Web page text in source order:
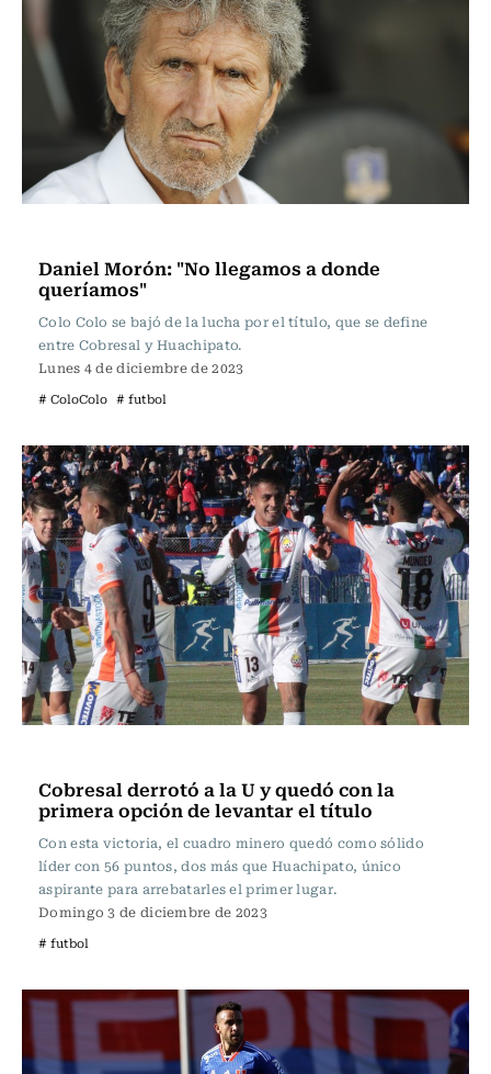
Daniel Morón: "No llegamos a donde
queríamos"
Colo Colo se bajó de la lucha por el título, que se define
entre Cobresal y Huachipato.
Lunes 4 de diciembre de 2023
# ColoColo # futbol
Cobresal derrotó a la U y quedó con la
primera opción de levantar el título
Con esta victoria, el cuadro minero quedó como sólido
líder con 56 puntos, dos más que Huachipato, único
aspirante para arrebatarles el primer lugar.
Domingo 3 de diciembre de 2023
# futbol